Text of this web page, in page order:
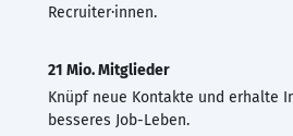
Recruiter·innen.
21 Mio. Mitglieder
Knüpf neue Kontakte und erhalte
besseres Job-Leben.